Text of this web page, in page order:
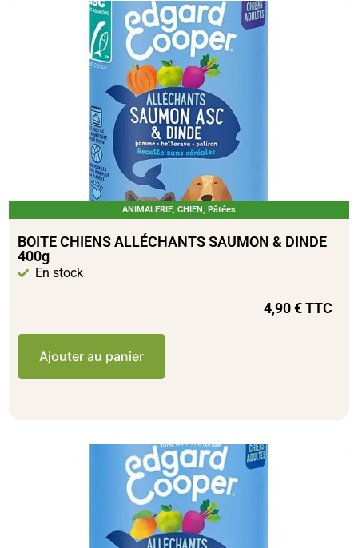
ANIMALERIE, CHIEN, Pâtées
BOITE CHIENS ALLÉCHANTS SAUMON & DINDE
400g
En stock
4,90€TTC
Ajouter au panier